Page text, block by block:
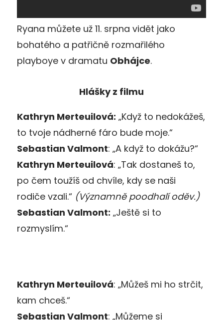
Ryana můžete už 11. srpna vidět jako
bohatého a patřičně rozmařilého
playboye v dramatu Obhájce.
Hlášky z filmu
Kathryn Merteuilová: „Když to nedokážeš,
to tvoje nádherné fáro bude moje.“
Sebastian Valmont: „A když to dokážu?“
Kathryn Merteuilová: „Tak dostaneš to,
po čem toužíš od chvíle, kdy se naši
rodiče vzali.“ (Významně poodhalí oděv.)
Sebastian Valmont: „Ještě si to
rozmyslím.“
Kathryn Merteuilová: „Můžeš mi ho strčit,
kam chceš.“
Sebastian Valmont: „Můžeme si